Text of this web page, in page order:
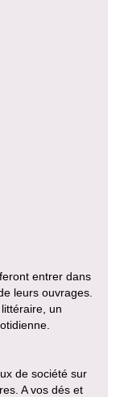
entrer dans
leurs ouvrages.
un
de société sur
A vos dés et